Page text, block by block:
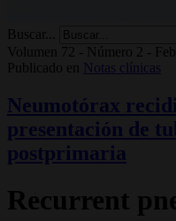
Buscar...
Volumen 72 - Número 2 -
Publicado en
Notas clínicas
Neumotórax
presentación de
postprimaria
Recurrent